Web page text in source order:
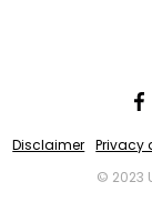
Disclaimer Privacy
© 2023